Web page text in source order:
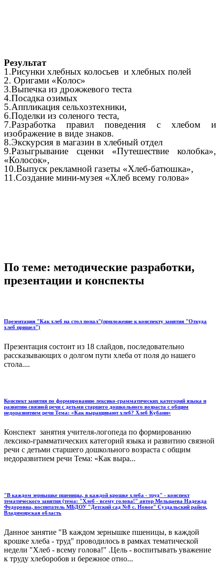
Результат
1.Рисунки хлебных колосьев и хлебных полей
2. Оригами «Колос»
3.Выпечка из дрожжевого теста
4.Посадка озимых
5.Аппликация сельхозтехники,
6.Поделки из соленого теста,
7.Разработка правил поведения с хлебом и
изображение в виде знаков.
8.Экскурсия в магазин в хлебный отдел
9.Разыгрывание сценки «Путешествие колобка»,
«Колосок»,
10.Выпуск рекламной газеты «Хлеб-батюшка»,
11.Создание мини-музея «Хлеб всему голова»
По теме: методические разработки,
презентации и конспекты
Презентация "Как хлеб на стол попал"(приложение к конспекту занятия "Откуда
хлеб пришел")
Презентация состоит из 18 слайдов, последовательно
рассказывающих о долгом пути хлеба от поля до нашего
стола....
Конспект занятия по формированию лексико-грамматических категорий языка и
развитию связной речи с детьми старшего дошкольного возраста с общим
недоразвитием речи Тема: «Как выращивают хлеб? Хлеб Кубани»
Конспект занятия учителя-логопеда по формированию
лексико-грамматических категорий языка и развитию связной
речи с детьми старшего дошкольного возраста с общим
недоразвитием речи Тема: «Как выра...
"В каждом зернышке пшеницы, в каждой крошке хлеба - труд" - конспект
тематического занятия (тема: "Хлеб - всему голова!" автор Мельцаева Надежда
Федоровна, воспитатель МБДОУ "Детский сад №8 с. Новое" Суздальский район,
Владимирская область
Данное занятие "В каждом зернышке пшеницы, в каждой
крошке хлеба - труд" проводилось в рамках тематической
недели "Хлеб - всему голова!" .Цель - воспитывать уважение
к труду хлеборобов и бережное отно...